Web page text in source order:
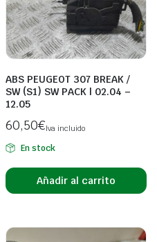
ABS PEUGEOT 307 BREAK /
SW (S1) SW PACK | 02.04 –
12.05
60,50€Iva incluido
En stock
Añadir al carrito